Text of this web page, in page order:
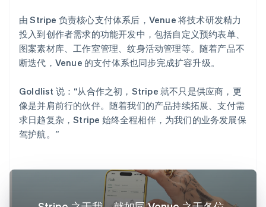
由 Stripe 负责核心支付体系后，Venue 将技术研发精力
投入到创作者需求的功能开发中，包括自定义预约表单、
图案素材库、工作室管理、纹身活动管理等。随着产品不
断迭代，Venue 的支付体系也同步完成扩容升级。
Goldlist 说：“从合作之初，Stripe 就不只是供应商，更
像是并肩前行的伙伴。随着我们的产品持续拓展、支付需
求日趋复杂，Stripe 始终全程相伴，为我们的业务发展保
驾护航。”